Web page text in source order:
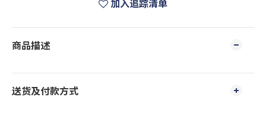
加入追踪清单
商品描述
送货及付款方式